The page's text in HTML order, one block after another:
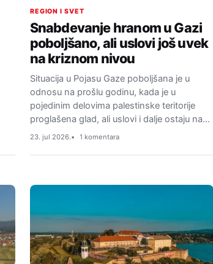
REGION I SVET
Snabdevanje hranom u Gazi
poboljšano, ali uslovi još uvek
na kriznom nivou
Situacija u Pojasu Gaze poboljšana je u
odnosu na prošlu godinu, kada je u
pojedinim delovima palestinske teritorije
proglašena glad, ali uslovi i dalje ostaju na…
23. jul 2026. 1 komentara